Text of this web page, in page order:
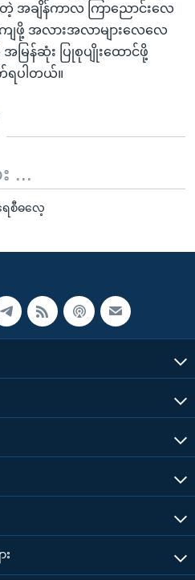
တဲ့ အချိန်ကာလ ကြာညောင်းလေ
ျဖို့ အလားအလာများလေလေ
ြန်ဆုံး ပြုစုပျိုးထောင်ဖို့
ရပါတယ်။
...
ေစီဓလေ့